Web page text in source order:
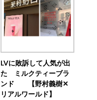
LVに敗訴して人気が出
た ミルクティーブラ
ンド 【野村義樹✕
リアルワールド】